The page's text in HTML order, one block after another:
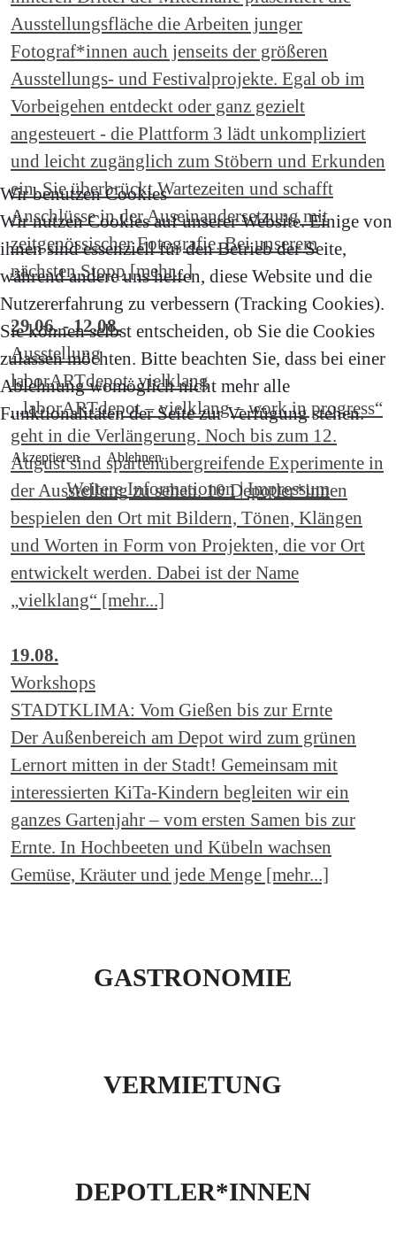
Ausstellungsfläche die Arbeiten junger
Fotograf*innen auch jenseits der größeren
Ausstellungs- und Festivalprojekte. Egal ob im
Vorbeigehen entdeckt oder ganz gezielt
angesteuert - die Plattform 3 lädt unkompliziert
und leicht zugänglich zum Stöbern und Erkunden
ein. Sie überbrückt Wartezeiten und schafft
Anschlüsse in der Auseinandersetzung mit
zeitgenössischer Fotografie. Bei unserem
nächsten Stopp [mehr...]
29.06. - 12.08.
Ausstellung
laborARTdepot: vielklang
„laborARTdepot – vielklang – work in progress“
geht in die Verlängerung. Noch bis zum 12.
August sind spartenübergreifende Experimente in
der Ausstellung zu sehen. 10 Depotler*innen
bespielen den Ort mit Bildern, Tönen, Klängen
und Worten in Form von Projekten, die vor Ort
entwickelt werden. Dabei ist der Name
„vielklang“ [mehr...]
19.08.
Workshops
STADTKLIMA: Vom Gießen bis zur Ernte
Der Außenbereich am Depot wird zum grünen
Lernort mitten in der Stadt! Gemeinsam mit
interessierten KiTa-Kindern begleiten wir ein
ganzes Gartenjahr – vom ersten Samen bis zur
Ernte. In Hochbeeten und Kübeln wachsen
Gemüse, Kräuter und jede Menge [mehr...]
GASTRONOMIE
VERMIETUNG
DEPOTLER*INNEN
Wir benutzen Cookies
Wir nutzen Cookies auf unserer Website. Einige von
ihnen sind essenziell für den Betrieb der Seite,
während andere uns helfen, diese Website und die
Nutzererfahrung zu verbessern (Tracking Cookies).
Sie können selbst entscheiden, ob Sie die Cookies
zulassen möchten. Bitte beachten Sie, dass bei einer
Ablehnung womöglich nicht mehr alle
Funktionalitäten der Seite zur Verfügung stehen.
Akzeptieren Ablehnen
Weitere Informationen|Impressum